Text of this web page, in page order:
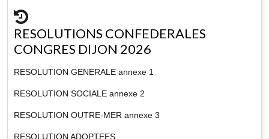
RESOLUTIONS CONFEDERALES
CONGRES DIJON 2026
RESOLUTION GENERALE annexe 1
RESOLUTION SOCIALE annexe 2
RESOLUTION OUTRE-MER annexe 3
RESOLUTION ADOPTEES